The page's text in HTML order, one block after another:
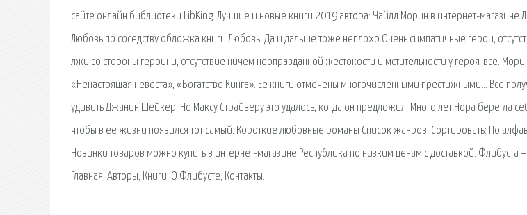
сайте онлайн библиотеки LibKing. Лучшие и новые книги 2019 автора: Чайлд Морин в интернет-магазине
Любовь по соседству обложка книги Любовь. Да и дальше тоже неплохо.Очень симпатичные герои,
лжи со стороны героини, отсутствие ничем неоправданной жестокости и мстительности у героя-все.
«Ненастоящая невеста», «Богатство Кинга». Ее книги отмечены многочисленными престижными… Всё
удивить Джанин Шейкер. Но Максу Страйверу это удалось, когда он предложил. Много лет Нора берегла
чтобы в ее жизни появился тот самый. Короткие любовные романы Список жанров. Сортировать: По
Новинки товаров можно купить в интернет-магазине Республика по низким ценам с доставкой. Флибуста
Главная; Авторы; Книги; О Флибусте; Контакты.